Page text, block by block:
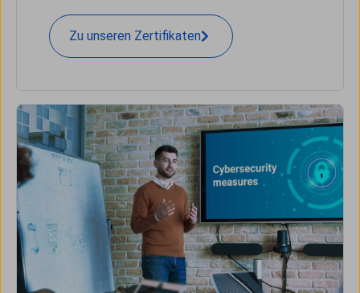
Zu unseren Zertifikaten